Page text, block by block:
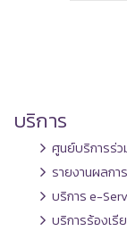
บริการ
ศูนย์บริการร่ว
รายงานผลกา
บริการ e-
บริการร้องเรี